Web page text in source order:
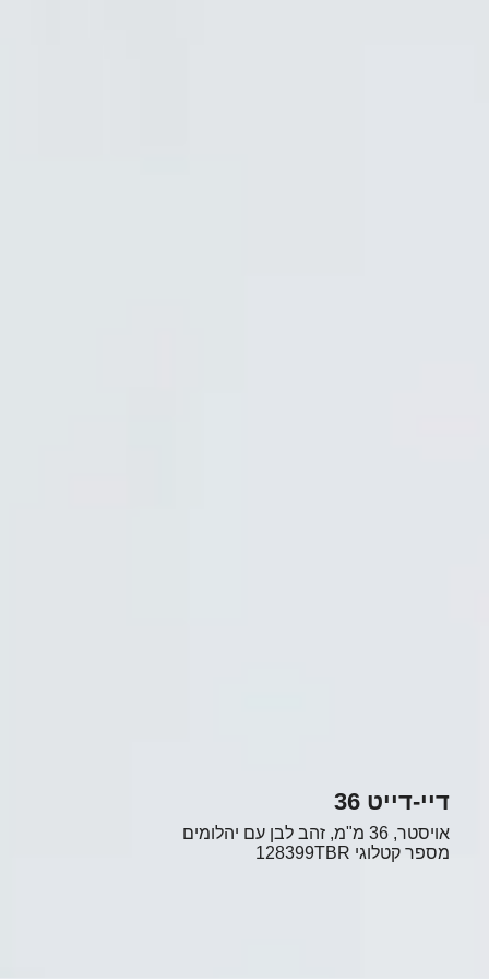
דיי-דייט 36
אויסטר, 36 מ"מ, זהב לבן עם יהלומים
מספר קטלוגי 128399TBR